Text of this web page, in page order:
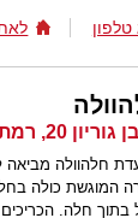
טלפון
בן גוריון 20, רמת גן
חלהוולה מביאה
המוגשת כולה
בתוך חלה.